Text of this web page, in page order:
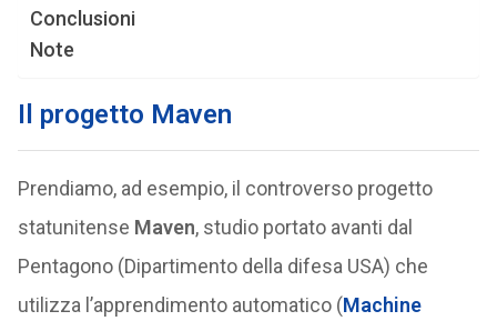
Conclusioni
Note
Il progetto Maven
Prendiamo, ad esempio, il controverso progetto
statunitense Maven, studio portato avanti dal
Pentagono (Dipartimento della difesa USA) che
utilizza l’apprendimento automatico (Machine